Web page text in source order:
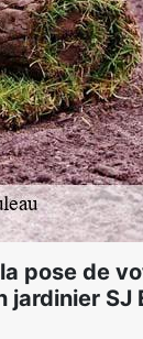
pose de
jardinier SJ